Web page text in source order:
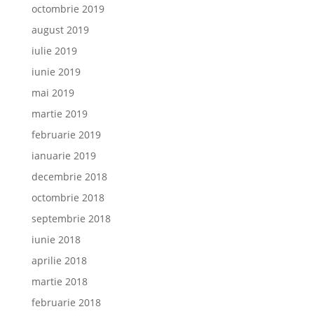
octombrie 2019
august 2019
iulie 2019
iunie 2019
mai 2019
martie 2019
februarie 2019
ianuarie 2019
decembrie 2018
octombrie 2018
septembrie 2018
iunie 2018
aprilie 2018
martie 2018
februarie 2018